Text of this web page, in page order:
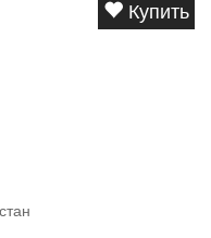
Купить